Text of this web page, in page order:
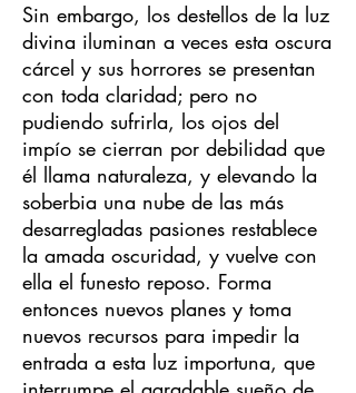
Sin embargo, los destellos de la luz
divina iluminan a veces esta oscura
cárcel y sus horrores se presentan
con toda claridad; pero no
pudiendo sufrirla, los ojos del
impío se cierran por debilidad que
él llama naturaleza, y elevando la
soberbia una nube de las más
desarregladas pasiones restablece
la amada oscuridad, y vuelve con
ella el funesto reposo. Forma
entonces nuevos planes y toma
nuevos recursos para impedir la
entrada a esta luz importuna, que